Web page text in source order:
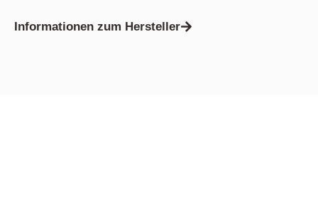
Informationen zum Hersteller